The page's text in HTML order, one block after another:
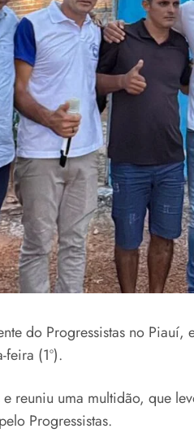
do Progressistas no
(1º).
reuniu uma multidão, que
Progressistas.